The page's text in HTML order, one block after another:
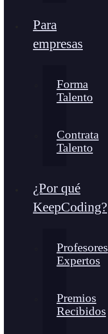
Para
empresas
Forma
Talento
Contrata
Talento
¿Por qué
KeepCoding?
Profesores
Expertos
Premios
Recibidos